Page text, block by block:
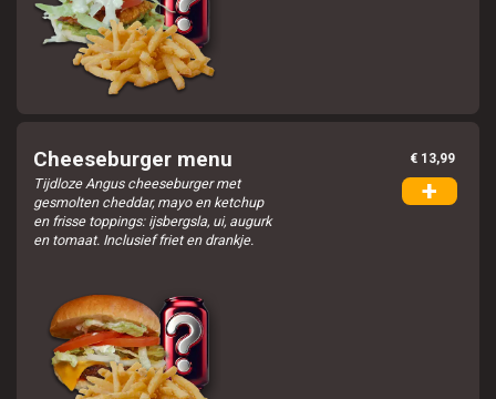
Cheeseburger menu
Tijdloze Angus cheeseburger met
gesmolten cheddar, mayo en ketchup
en frisse toppings: ijsbergsla, ui, augurk
en tomaat. Inclusief friet en drankje.
€ 13,99
+